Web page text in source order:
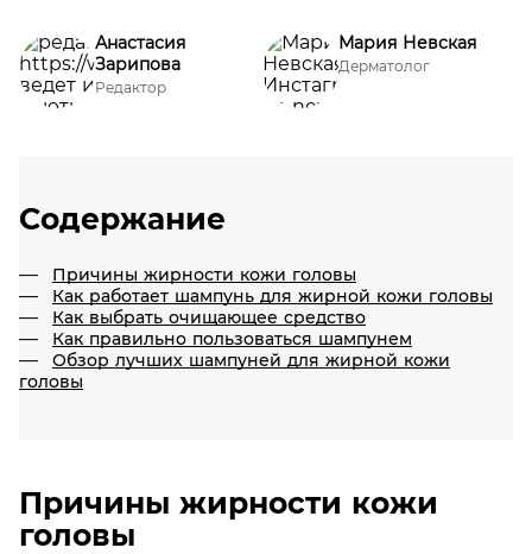
Анастасия
Зарипова
Редактор
Мария Невская
Дерматолог
Содержание
Причины жирности кожи головы
Как работает шампунь для жирной кожи головы
Как выбрать очищающее средство
Как правильно пользоваться шампунем
Обзор лучших шампуней для жирной кожи
головы
Причины жирности кожи
головы